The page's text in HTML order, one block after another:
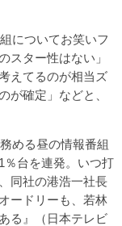
についてお笑いフ
スター性はない」
えてるのが相当ズ
が確定」などと、
める昼の情報番組
％台を連発。いつ打
同社の港浩一社長
ードリーも、若林
る』（日本テレビ